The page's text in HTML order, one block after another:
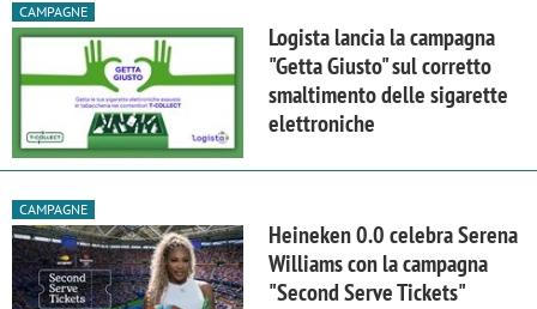
CAMPAGNE
Logista lancia la campagna
"Getta Giusto" sul corretto
smaltimento delle sigarette
elettroniche
CAMPAGNE
Heineken 0.0 celebra Serena
Williams con la campagna
"Second Serve Tickets"